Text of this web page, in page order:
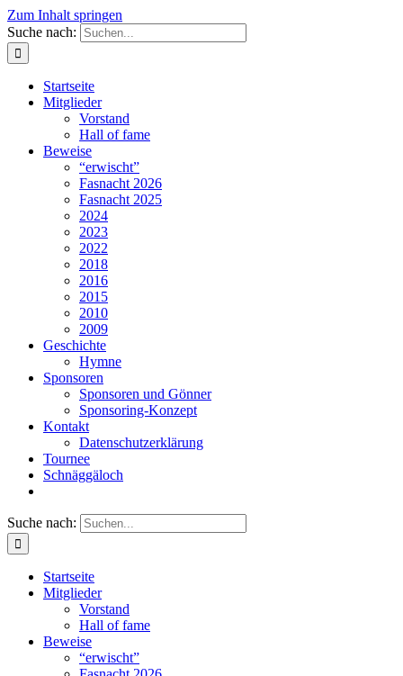
Zum Inhalt springen
Suche nach:
Startseite
Mitglieder
Vorstand
Hall of fame
Beweise
“erwischt”
Fasnacht 2026
Fasnacht 2025
2024
2023
2022
2018
2016
2015
2010
2009
Geschichte
Hymne
Sponsoren
Sponsoren und Gönner
Sponsoring-Konzept
Kontakt
Datenschutzerklärung
Tournee
Schnäggäloch
Suche nach:
Startseite
Mitglieder
Vorstand
Hall of fame
Beweise
“erwischt”